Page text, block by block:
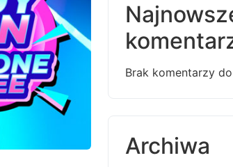
Brak komentarzy
Archiwa